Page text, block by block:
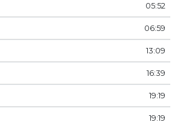
05:52
06:59
13:09
16:39
19:19
19:19